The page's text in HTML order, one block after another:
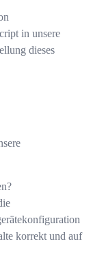
in unsere
dieses
korrekt und auf